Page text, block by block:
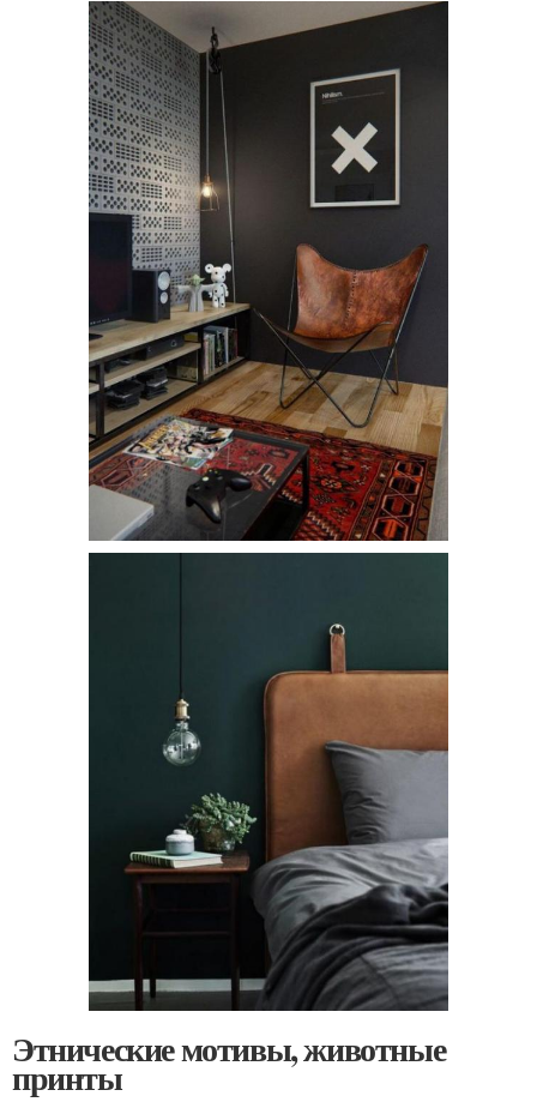
Этнические мотивы, животные
принты